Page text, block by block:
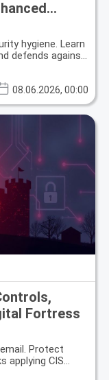
hygiene. Learn
defends against
08.06.2026, 00:00
Fortress
Protect
applying CIS